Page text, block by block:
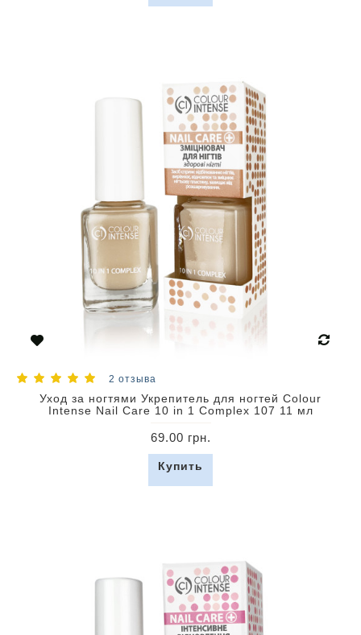
2 отзыва
Уход за ногтями Укрепитель для ногтей Colour
Intense Nail Care 10 in 1 Complex 107 11 мл
69.00 грн.
Купить